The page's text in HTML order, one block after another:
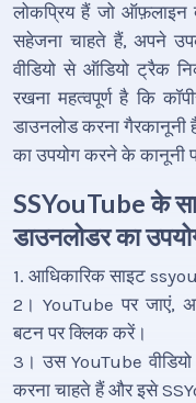
लोकप्रिय हैं जो ऑफ़लाइन
सहेजना चाहते हैं, अपने
वीडियो से ऑडियो ट्रैक
रखना महत्वपूर्ण है कि
डाउनलोड करना गैरकानूनी
का उपयोग करने के कानूनी
SSYouTube के
डाउनलोडर का
1. आधिकारिक साइट
2। YouTube पर जाएं,
बटन पर क्लिक करें।
3। उस YouTube
करना चाहते हैं और इसे